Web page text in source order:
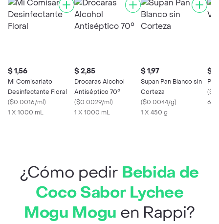
$ 1,56
Mi Comisariato
Desinfectante Floral
($0.0016/ml)
1 X 1000 mL
$ 2,85
Drocaras Alcohol
Antiséptico 70°
($0.0029/ml)
1 X 1000 mL
$ 1,97
Supan Pan Blanco sin
Corteza
($0.0044/g)
1 X 450 g
$
(
65
¿Cómo pedir Bebida de
Coco Sabor Lychee
Mogu Mogu en Rappi?